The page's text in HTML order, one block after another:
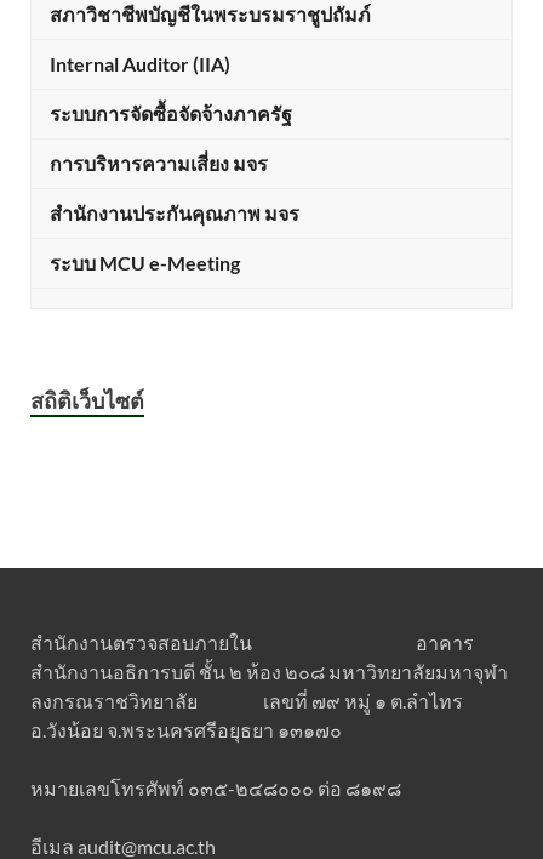
สภาวิชาชีพบัญชีในพระบรมราชูปถัมภ์
Internal Auditor (IIA)
ระบบการจัดซื้อจัดจ้างภาครัฐ
การบริหารความเสี่ยง มจร
สำนักงานประกันคุณภาพ มจร
ระบบ MCU e-Meeting
สถิติเว็บไซต์
สำนักงานตรวจสอบภายใน อาคาร
สำนักงานอธิการบดี ชั้น ๒ ห้อง ๒๐๘ มหาวิทยาลัยมหาจุฬา
ลงกรณราชวิทยาลัย เลขที่ ๗๙ หมู่ ๑ ต.ลำไทร
อ.วังน้อย จ.พระนครศรีอยุธยา ๑๓๑๗๐
หมายเลขโทรศัพท์ ๐๓๕-๒๔๘๐๐๐ ต่อ ๘๑๙๘
อีเมล audit@mcu.ac.th